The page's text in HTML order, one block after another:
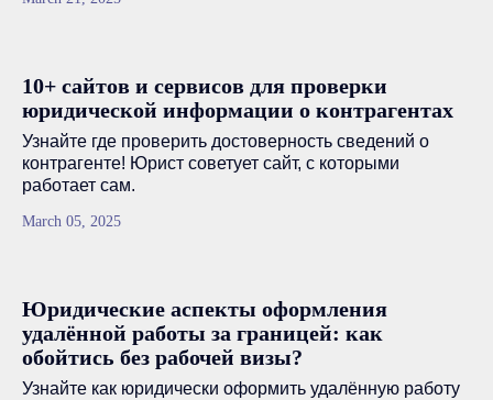
10+ сайтов и сервисов для проверки
юридической информации о контрагентах
Узнайте где проверить достоверность сведений о
контрагенте! Юрист советует сайт, с которыми
работает сам.
March 05, 2025
Юридические аспекты оформления
удалённой работы за границей: как
обойтись без рабочей визы?
Узнайте как юридически оформить удалённую работу